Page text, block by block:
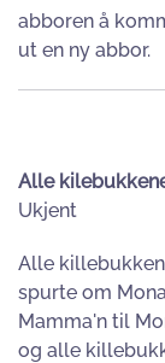
abboren å
ut en ny abbor.
Alle
Ukjent
Alle
spurte om
Mamma'n til
og alle